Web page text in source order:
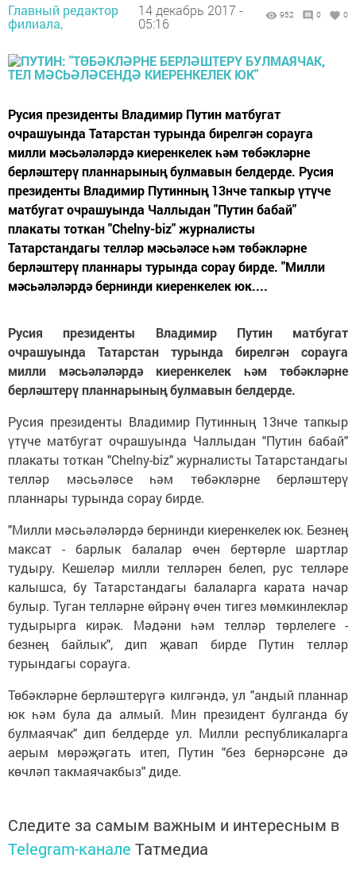
Главный редактор
филиала,
14 декабрь 2017 -
05:16
952 0 0
Русия президенты Владимир Путин матбугат
очрашуында Татарстан турында бирелгән сорауга
милли мәсьәләләрдә киеренкелек һәм төбәкләрне
берләштерү планнарының булмавын белдерде. Русия
президенты Владимир Путинның 13нче тапкыр үтүче
матбугат очрашуында Чаллыдан "Путин бабай"
плакаты тоткан "Chelny-biz" журналисты
Татарстандагы телләр мәсьәләсе һәм төбәкләрне
берләштерү планнары турында сорау бирде. "Милли
мәсьәләләрдә бернинди киеренкелек юк....
Русия президенты Владимир Путин матбугат
очрашуында Татарстан турында бирелгән сорауга
милли мәсьәләләрдә киеренкелек һәм төбәкләрне
берләштерү планнарының булмавын белдерде.
Русия президенты Владимир Путинның 13нче тапкыр
үтүче матбугат очрашуында Чаллыдан "Путин бабай"
плакаты тоткан "Chelny-biz" журналисты Татарстандагы
телләр мәсьәләсе һәм төбәкләрне берләштерү
планнары турында сорау бирде.
"Милли мәсьәләләрдә бернинди киеренкелек юк. Безнең
максат - барлык балалар өчен бертөрле шартлар
тудыру. Кешеләр милли телләрен белеп, рус телләре
калышса, бу Татарстандагы балаларга карата начар
булыр. Туган телләрне өйрәнү өчен тигез мөмкинлекләр
тудырырга кирәк. Мәдәни һәм телләр төрлелеге -
безнең байлык", дип җавап бирде Путин телләр
турындагы сорауга.
Төбәкләрне берләштерүгә килгәндә, ул "андый планнар
юк һәм була да алмый. Мин президент булганда бу
булмаячак" дип белдерде ул. Милли республикаларга
аерым мөрәҗәгать итеп, Путин "без бернәрсәне дә
көчләп такмаячакбыз" диде.
Следите за самым важным и интересным в
Telegram-канале Татмедиа